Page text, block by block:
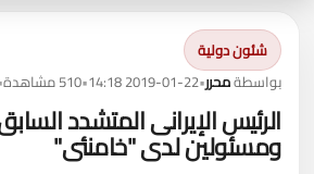
شئون دولية
بواسطةمحرر•
2019-01-22 14:18
•510 مشاهدة
الرئيس الإيرانى المتشدد
ومسئولين لدى "خامنئى"